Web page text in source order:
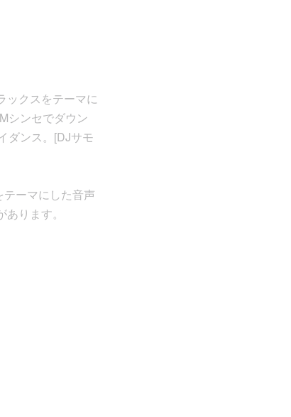
ックスをテーマに
シンセでダウン
ダンス。[DJサモ
ーマにした音声
ります。